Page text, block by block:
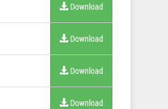
Download
Download
Download
Download